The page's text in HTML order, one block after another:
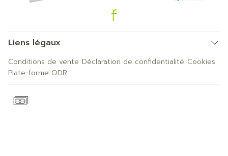
Liens légaux
Conditions de vente Déclaration de confidentialité Cookies
Plate-forme ODR